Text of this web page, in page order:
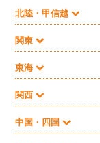
北陸・甲信越
関東
東海
関西
中国・四国